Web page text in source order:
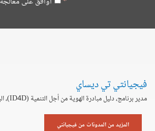
فيجيانتي تي ديساي
مدير برنامج، دليل مبادرة الهوية من أجل التنمية (ID4D)، البنك الدولي
المزيد من المدونات من فيجيانتي